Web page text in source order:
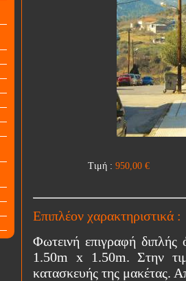
Τιμή : 950,00 €
Επιπλέον χαρακτηριστικά :
Φωτεινή επιγραφή
1.50m x 1.50m. Στην
κατασκευής της μακέτας.